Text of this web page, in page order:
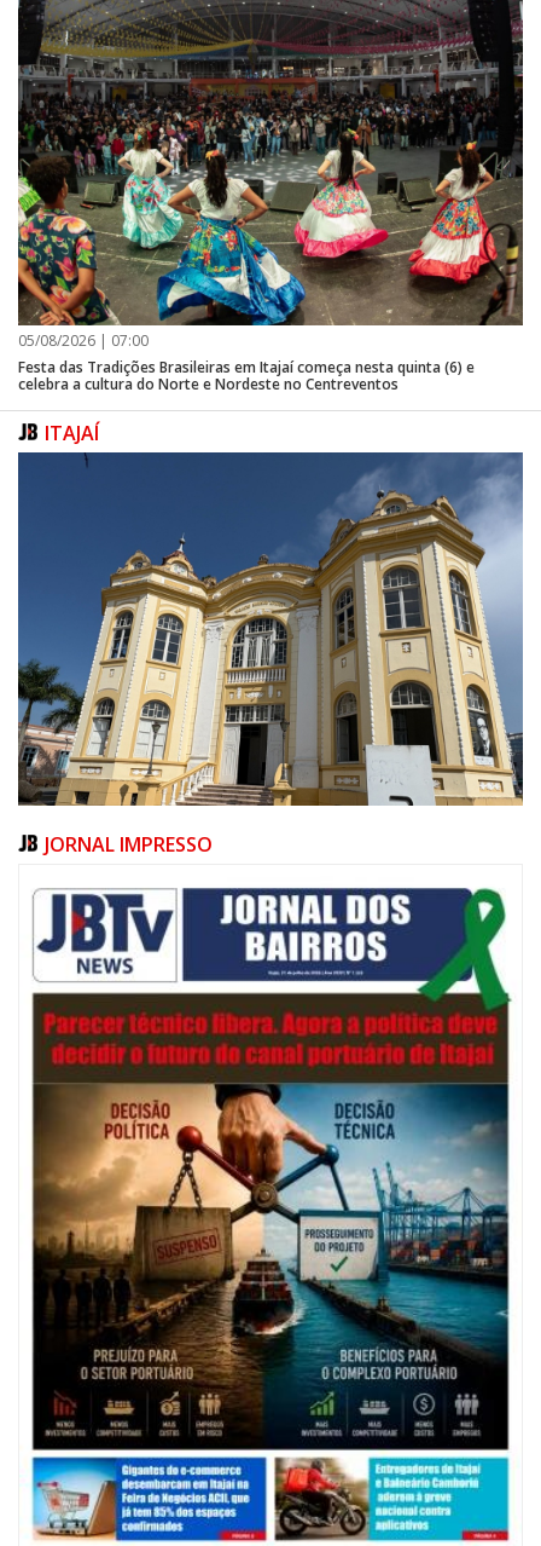
05/08/2026 | 07:00
Festa das Tradições Brasileiras em Itajaí começa nesta quinta (6) e
celebra a cultura do Norte e Nordeste no Centreventos
ITAJAÍ
05/08/2026 | 07:00
Salão Nobre Rui Barbosa do Palácio Marcos Konder abrigará gabinete
protocolar do Município
ITAJAÍ
JORNAL IMPRESSO